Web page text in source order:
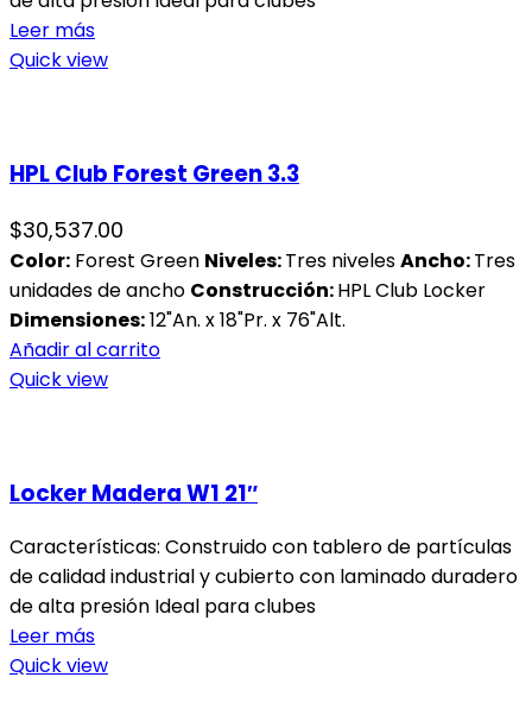
Leer más
Quick view
HPL Club Forest Green 3.3
$30,537.00
Color: Forest Green Niveles:Tres nivelesAncho:Tres
unidades de ancho Construcción:HPL Club Locker
Dimensiones:12"An. x 18"Pr. x 76"Alt.
Añadir al carrito
Quick view
Locker Madera W1 21″
Características: Construido con tablero de partículas
de calidad industrial y cubierto con laminado duradero
de alta presión Ideal para clubes
Leer más
Quick view